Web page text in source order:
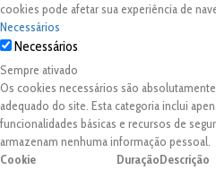
cookies pode afetar sua experiência de
Necessários
Necessários
Sempre ativado
Os cookies necessários são
adequado do site. Esta categoria inclui
funcionalidades básicas e recursos de
armazenam nenhuma informação pessoal.
Cookie
DuraçãoDescrição